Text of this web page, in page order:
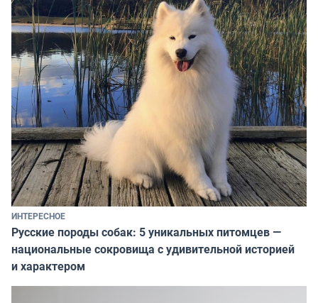
ИНТЕРЕСНОЕ
Русские породы собак: 5 уникальных питомцев —
национальные сокровища с удивительной историей
и характером